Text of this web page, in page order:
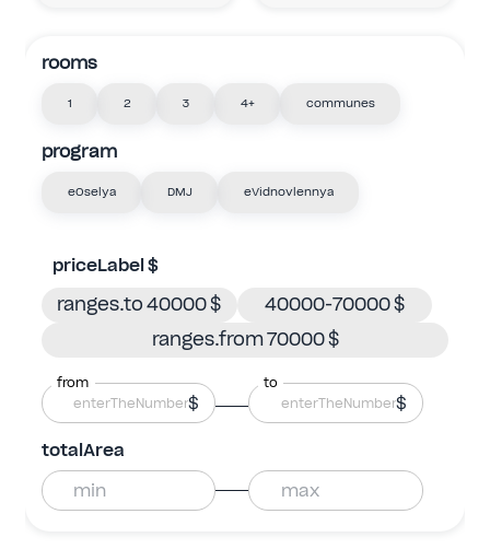
rooms
1 2 3 4+ communes
program
eOselya DMJ eVidnovlennya
priceLabel $
ranges.to 40000 $
40000-70000 $
ranges.from 70000 $
from
$
to
$
totalArea